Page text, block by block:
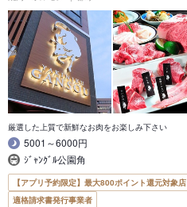
厳選した上質で新鮮なお肉をお楽しみ下さい
5001～6000円
ｼﾞｬﾝｸﾞﾙ公園角
【アプリ予約限定】最大800ポイント還元対象店
適格請求書発行事業者